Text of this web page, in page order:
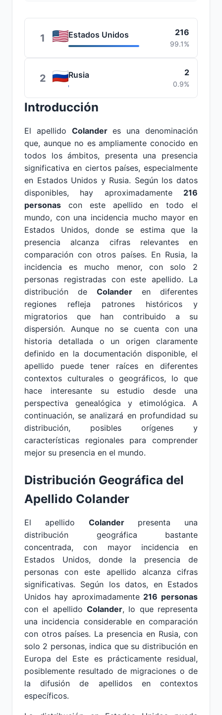
1 Estados Unidos 216
99.1%
2 Rusia 2
0.9%
Introducción
El apellido Colanderes una denominación
que, aunque no es ampliamente conocido en
todos los ámbitos, presenta una presencia
significativa en ciertos países, especialmente
en Estados Unidos y Rusia. Según los datos
disponibles, hay aproximadamente 216
personas con este apellido en todo el
mundo, con una incidencia mucho mayor en
Estados Unidos, donde se estima que la
presencia alcanza cifras relevantes en
comparación con otros países. En Rusia, la
incidencia es mucho menor, con solo 2
personas registradas con este apellido. La
distribución de Colander en diferentes
regiones refleja patrones históricos y
migratorios que han contribuido a su
dispersión. Aunque no se cuenta con una
historia detallada o un origen claramente
definido en la documentación disponible, el
apellido puede tener raíces en diferentes
contextos culturales o geográficos, lo que
hace interesante su estudio desde una
perspectiva genealógica y etimológica. A
continuación, se analizará en profundidad su
distribución, posibles orígenes y
características regionales para comprender
mejor su presencia en el mundo.
Distribución Geográfica del
Apellido Colander
El apellido Colanderpresenta una
distribución geográfica bastante
concentrada, con mayor incidencia en
Estados Unidos, donde la presencia de
personas con este apellido alcanza cifras
significativas. Según los datos, en Estados
Unidos hay aproximadamente 216 personas
con el apellido Colander, lo que representa
una incidencia considerable en comparación
con otros países. La presencia en Rusia, con
solo 2 personas, indica que su distribución en
Europa del Este es prácticamente residual,
posiblemente resultado de migraciones o de
la difusión de apellidos en contextos
específicos.